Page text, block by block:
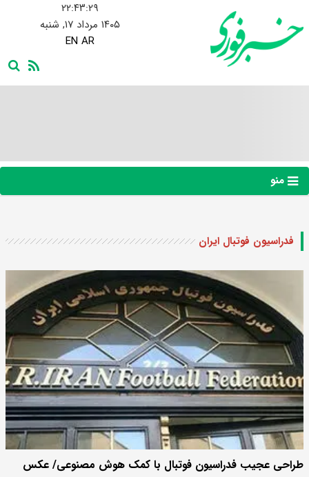
۲۲:۴۳:۳۰
۱۴۰۵ مرداد ۱۷, شنبه
EN AR
منو
فدراسیون فوتبال ایران
طراحی عجیب فدراسیون فوتبال با کمک هوش مصنوعی/ عکس